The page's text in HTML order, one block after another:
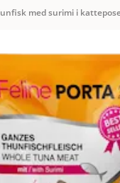
med surimi i